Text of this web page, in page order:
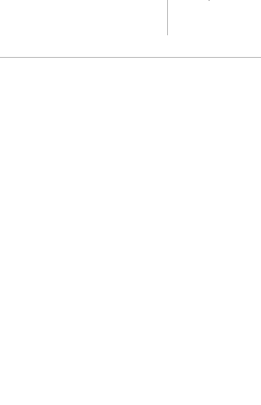
di tessera Babi: è possibile